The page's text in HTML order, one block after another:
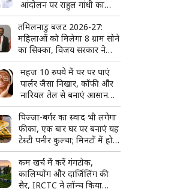
आंदोलन पर राहुल गांधी का
सरकार पर हमला
तमिलनाडु बजट 2026-27:
महिलाओं को मिलेगा 8 ग्राम सोने
का सिक्का, विजय सरकार ने
किए कई बड़े ऐलान
महज 10 रुपये में घर पर पाएं
पार्लर जैसा निखार, कॉफी और
नारियल तेल से बनाएं आसान
DIY फेस पैक
पिज्जा-बर्गर का स्वाद भी लगेगा
फीका, एक बार घर पर बनाएं यह
टेस्टी पनीर कुल्चा; मिनटों में हो
जाएगा तैयार
कम खर्च में करें गंगटोक,
कालिम्पोंग और दार्जिलिंग की
सैर, IRCTC ने लॉन्च किया